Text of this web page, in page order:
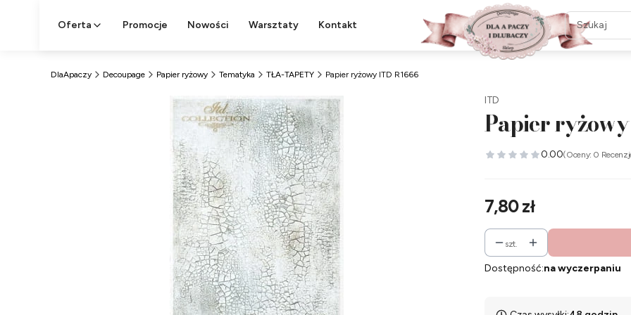
Oferta Promocje Nowości Warsztaty Kontakt
DlaApaczy Decoupage Papier ryżowy Tematyka TŁA-TAPETY Papier ryżowy ITD R1666
ITD
Papier
0.00(Oceny: 0
Cena
7,80 zł
szt.
Dostępność:na wyczerpaniu